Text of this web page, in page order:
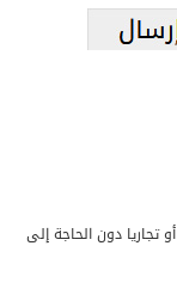
تجاريا دون الحاجة إلى